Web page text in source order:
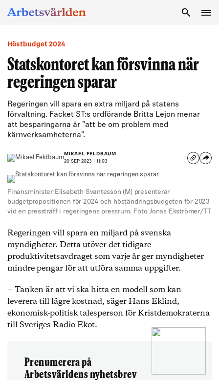
Höstbudget 2024
Statskontoret kan försvinna när
regeringen sparar
Regeringen vill spara en extra miljard på statens
förvaltning. Facket ST:s ordförande Britta Lejon menar
att besparingarna är "att be om problem med
kärnverksamheterna".
MIKAEL FELDBAUM
20 SEP 2023 | 11:03
Finansminister Elisabeth Svantesson (M) presenterar
budgetpropositionen för 2024 och höständringsbudgeten för 2023
vid en pressträff i regeringens pressrum. Foto Jonas Ekströmer/TT
Regeringen vill spara en miljard på svenska
myndigheter. Detta utöver det tidigare
produktivitetsavdraget som varje år ger myndigheter
mindre pengar för att utföra samma uppgifter.
− Tanken är att vi ska hitta en modell som kan
leverera till lägre kostnad, säger Hans Eklind,
ekonomisk-politisk talesperson för Kristdemokraterna
till Sveriges Radio Ekot.
Prenumerera på
Arbetsvärldens nyhetsbrev